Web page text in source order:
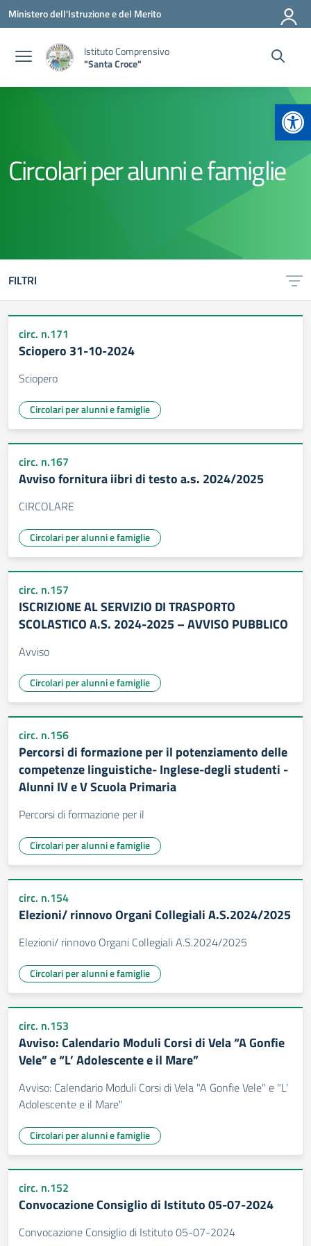
Vai ai contenuti
Vai al menu di navigazione
Vai al footer
Ministero dell'Istruzione e del Merito
Istituto Comprensivo
"Santa Croce"
Circolari per alunni e famiglie
FILTRI
circ. n.171
Sciopero 31-10-2024
Sciopero
Circolari per alunni e famiglie
circ. n.167
Avviso fornitura iibri di testo a.s. 2024/2025
CIRCOLARE
Circolari per alunni e famiglie
circ. n.157
ISCRIZIONE AL SERVIZIO DI TRASPORTO
SCOLASTICO A.S. 2024-2025 – AVVISO PUBBLICO
Avviso
Circolari per alunni e famiglie
circ. n.156
Percorsi di formazione per il potenziamento delle
competenze linguistiche- Inglese-degli studenti -
Alunni IV e V Scuola Primaria
Percorsi di formazione per il
Circolari per alunni e famiglie
circ. n.154
Elezioni/ rinnovo Organi Collegiali A.S.2024/2025
Elezioni/ rinnovo Organi Collegiali A.S.2024/2025
Circolari per alunni e famiglie
circ. n.153
Avviso: Calendario Moduli Corsi di Vela “A Gonfie
Vele” e “L’ Adolescente e il Mare”
Avviso: Calendario Moduli Corsi di Vela "A Gonfie Vele" e "L'
Adolescente e il Mare"
Circolari per alunni e famiglie
circ. n.152
Convocazione Consiglio di Istituto 05-07-2024
Convocazione Consiglio di Istituto 05-07-2024